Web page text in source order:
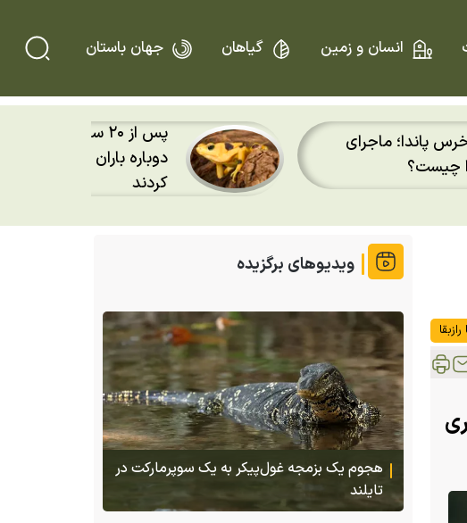
انسان و زمین گیاهان جهان باستان
پاندا؛ ماجرای
چیست؟
پس از ۲۰ سال؛
دوباره باران را روی
کردند
خنجری
ویدیوهای برگزیده
پس از ۷۰ سال؛ ببرها دوباره به سرزمین
گمشده‌شان در قزاقستان بازگشتند